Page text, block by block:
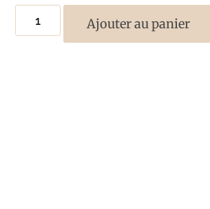
Ajouter au panier